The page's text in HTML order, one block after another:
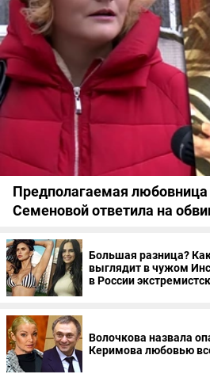
Предполагаемая
Семеновой ответила на
Большая разница?
выглядит в чужом
в России
Волочкова назвала
Керимова любовью